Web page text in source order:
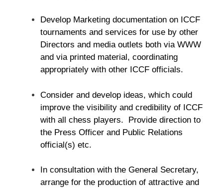
Develop Marketing documentation on ICCF
tournaments and services for use by other
Directors and media outlets both via WWW
and via printed material, coordinating
appropriately with other ICCF officials.
Consider and develop ideas, which could
improve the visibility and credibility of ICCF
with all chess players. Provide direction to
the Press Officer and Public Relations
official(s) etc.
In consultation with the General Secretary,
arrange for the production of attractive and